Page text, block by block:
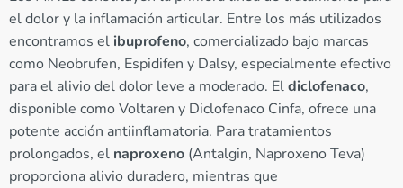
el dolor y la inflamación articular. Entre los más utilizados
encontramos el ibuprofeno, comercializado bajo marcas
como Neobrufen, Espidifen y Dalsy, especialmente efectivo
para el alivio del dolor leve a moderado. Eldiclofenaco,
disponible como Voltaren y Diclofenaco Cinfa, ofrece una
potente acción antiinflamatoria. Para tratamientos
prolongados, el naproxeno (Antalgin, Naproxeno Teva)
proporciona alivio duradero, mientras que